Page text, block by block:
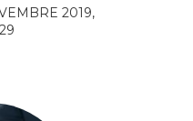
2019,